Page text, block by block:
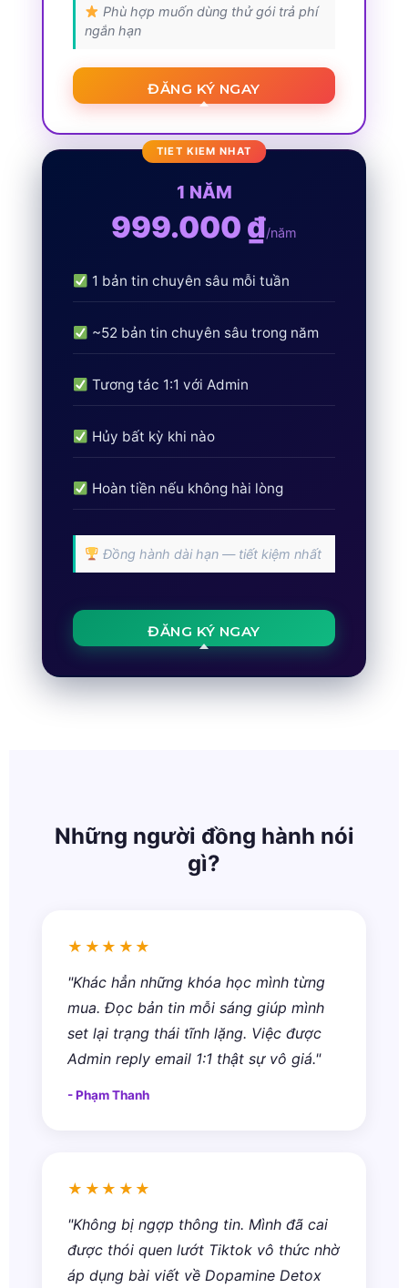
Phù hợp muốn dùng thử gói trả phí
ngắn hạn
ĐĂNG KÝ NGAY
1 NĂM
999.000 ₫/năm
1 bản tin chuyên sâu mỗi tuần
~52 bản tin chuyên sâu trong năm
Tương tác 1:1 với Admin
Hủy bất kỳ khi nào
Hoàn tiền nếu không hài lòng
Đồng hành dài hạn — tiết kiệm nhất
ĐĂNG KÝ NGAY
Những người đồng hành nói
gì?
★★★★★
"Khác hẳn những khóa học mình từng
mua. Đọc bản tin mỗi sáng giúp mình
set lại trạng thái tĩnh lặng. Việc được
Admin reply email 1:1 thật sự vô giá."
- Phạm Thanh
★★★★★
"Không bị ngợp thông tin. Mình đã cai
được thói quen lướt Tiktok vô thức nhờ
áp dụng bài viết về Dopamine Detox